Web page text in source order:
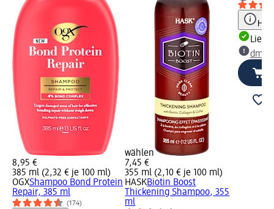
8,95 €
385 ml (2,32 € je 100 ml)
OGXShampoo Bond Protein
Repair, 385 ml
(174)
wählen
7,45 €
355 ml (2,10 € je 100 ml)
HASKBiotin Boost
Thickening Shampoo, 355
ml
dm